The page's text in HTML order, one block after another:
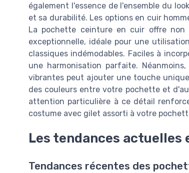
également l'essence de l'ensemble du
et sa durabilité. Les options en cuir
La pochette ceinture en cuir offre non
exceptionnelle, idéale pour une
classiques indémodables. Faciles à
une harmonisation parfaite.
vibrantes peut ajouter une touche
des couleurs entre votre pochette et
attention particulière à ce détail
costume avec gilet assorti à votre
Les tendances
Tendances récentes des